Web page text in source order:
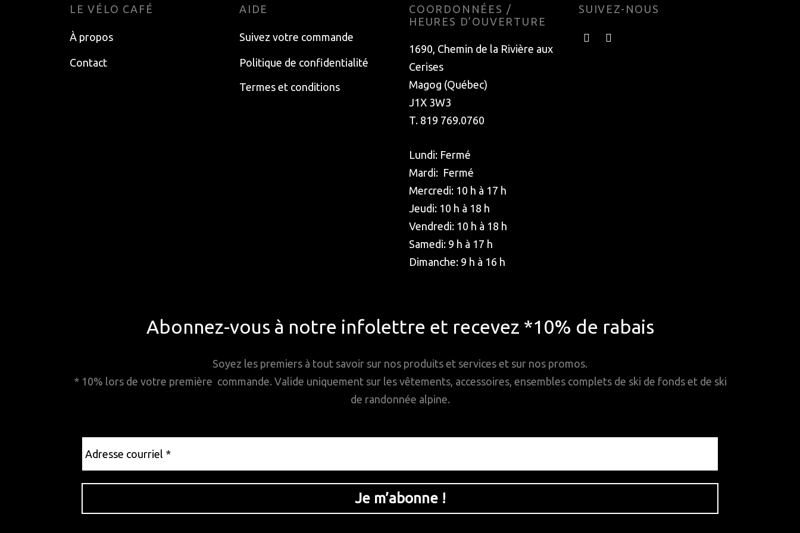
LE VÉLO CAFÉ
À propos
Contact
AIDE
Suivez votre commande
Politique de confidentialité
Termes et conditions
COORDONNÉES /
HEURES D’OUVERTURE
1690, Chemin de la Rivière aux
Cerises
Magog (Québec)
J1X 3W3
T. 819 769.0760
Lundi: Fermé
Mardi: Fermé
Mercredi: 10 h à 17 h
Jeudi: 10 h à 18 h
Vendredi: 10 h à 18 h
Samedi: 9 h à 17 h
Dimanche: 9 h à 16 h
SUIVEZ-NOUS
Abonnez-vous à notre infolettre et recevez *10% de rabais
Soyez les premiers à tout savoir sur nos produits et services et sur nos promos.
* 10% lors de votre première commande. Valide uniquement sur les vêtements, accessoires, ensembles complets de ski de fonds et de ski
de randonnée alpine.
courriel